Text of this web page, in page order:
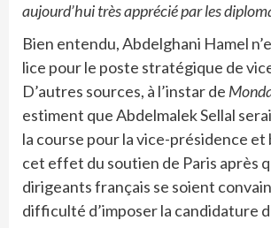
aujourd’hui très apprécié par les
Bien entendu, Abdelghani Hamel
lice pour le poste stratégique de
D’autres sources, à l’instar de
estiment que Abdelmalek Sellal
la course pour la vice-présidence
cet effet du soutien de Paris après
dirigeants français se soient
difficulté d’imposer la candidature